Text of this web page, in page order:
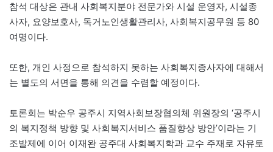
참석 대상은 관내 사회복지분야 전문가와 시설 운영자, 시설종
사자, 요양보호사, 독거노인생활관리사, 사회복지공무원 등 80
여명이다.
또한, 개인 사정으로 참석하지 못하는 사회복지종사자에 대해서
는 별도의 서면을 통해 의견을 수렴할 예정이다.
토론회는 박순우 공주시 지역사회보장협의체 위원장의 ‘공주시
의 복지정책 방향 및 사회복지서비스 품질향상 방안’이라는 기
조발제에 이어 이재완 공주대 사회복지학과 교수 주재로 자유토